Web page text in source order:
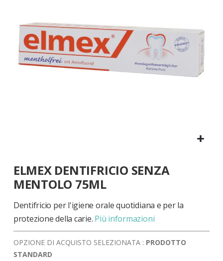
all'inizio
della
galleria
di
immagini
ELMEX DENTIFRICIO SENZA
MENTOLO 75ML
Dentifricio per l'igiene orale quotidiana e per la
protezione della carie. Più informazioni
OPZIONE DI ACQUISTO SELEZIONATA : PRODOTTO
STANDARD